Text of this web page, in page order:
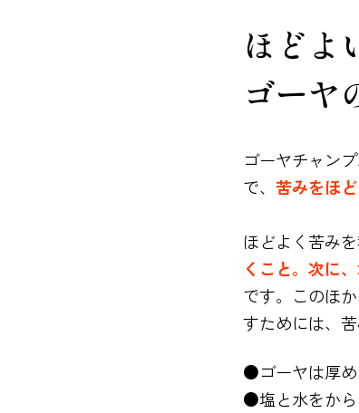
ほどよ
ゴーヤ
ゴーヤチャン
で、 苦みをほ
ほどよく苦み
くこと。次に
です。このほ
すためには、
●ゴーヤは厚
●塩と水をから